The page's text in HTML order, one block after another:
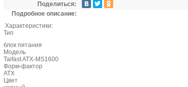
Поделиться:
Подробное описание:
Характеристики:
Тип
блок питания
Модель
Taifast ATX-MS1600
Форм-фактор
ATX
Цвет